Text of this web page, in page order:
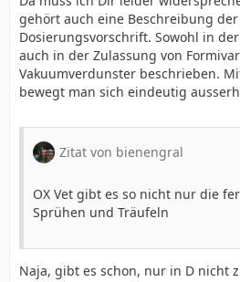
gehört auch eine Beschreibung
Dosierungsvorschrift. Sowohl in
auch in der Zulassung von
Vakuumverdunster beschrieben.
bewegt man sich eindeutig
Zitat von bienengral
OX Vet gibt es so nicht nur die
Sprühen und Träufeln
Naja, gibt es schon, nur in D nicht